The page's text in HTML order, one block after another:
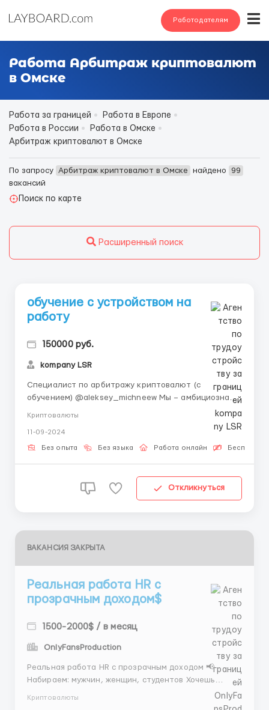
Работодателям
Работа Арбитраж криптовалют
в Омске
Работа за границей
Работа в Европе
Работа в России
Работа в Омске
Арбитраж криптовалют в Омске
По запросу Арбитраж криптовалют в Омске найдено
99
вакансий
Поиск по карте
Расширенный поиск
обучение с устройством на
работу
150000 руб.
kompany LSR
Специалист по арбитражу криптовалют (с
обучением) @aleksey_michneew Мы – амбициозная
криптовалют, и сейчас у нас открыта уникальная
возможность для новичков! Если ты хочешь начать
свой путь в быстрорастущем мире цифровых
Криптовалюты
11-09-2024
Без опыта Без языка Работа онлайн
Откликнуться
ВАКАНСИЯ ЗАКРЫТА
Реальная работа HR с
прозрачным доходом$
1500-2000$ / в месяц
OnlyFansProduction
Реальная работа HR с прозрачным доходом 📢
Набираем: мужчин, женщин, студентов Хочешь
работать в HR и видеть результат своих действий?
Здесь всё структурировано: повторяешь готовую
Криптовалюты